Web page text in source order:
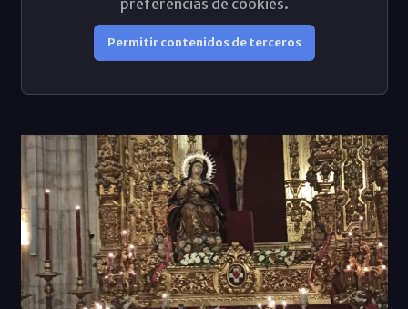
Permitir contenidos de terceros